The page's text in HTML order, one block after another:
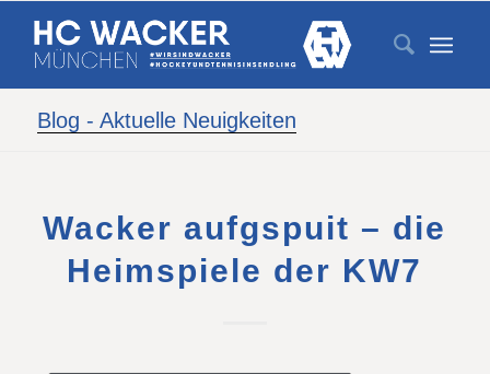
Blog - Aktuelle Neuigkeiten
Wacker aufgspuit – die
Heimspiele der KW7